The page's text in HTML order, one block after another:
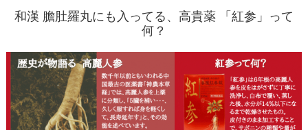
和漢 膽肚羅丸にも入ってる、高貴薬 「紅参」って
何？